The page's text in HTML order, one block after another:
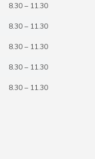
8.30 – 11.30
8.30 – 11.30
8.30 – 11.30
8.30 – 11.30
8.30 – 11.30